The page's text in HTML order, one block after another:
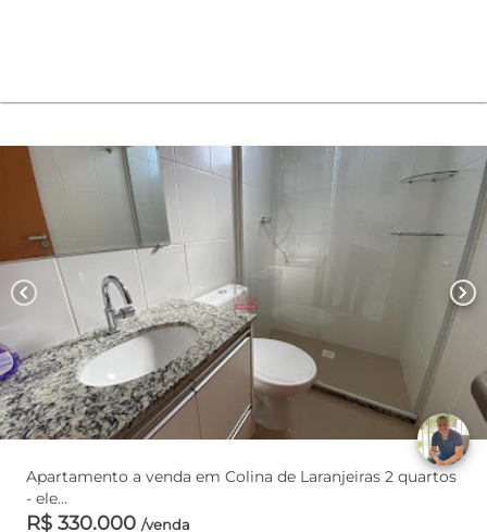
chevron_left chevron_right
Apartamento a venda em Colina de Laranjeiras 2 quartos
- ele...
R$ 330.000 /venda